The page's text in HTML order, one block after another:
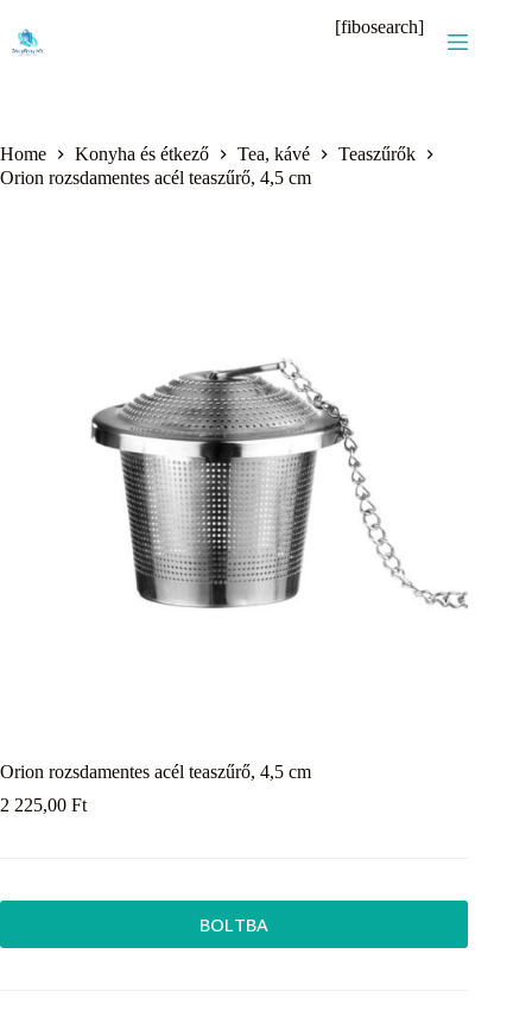
content
[fibosearch]
Home Konyha és étkező Tea, kávé
Teaszűrők
Orion rozsdamentes acél teaszűrő, 4,5 cm
Orion rozsdamentes acél teaszűrő, 4,5 cm
2 225,00 Ft
BOLTBA